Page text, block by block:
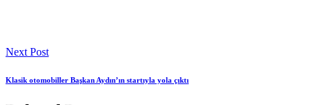
Next Post
Klasik otomobiller Başkan Aydın’ın startıyla yola çıktı